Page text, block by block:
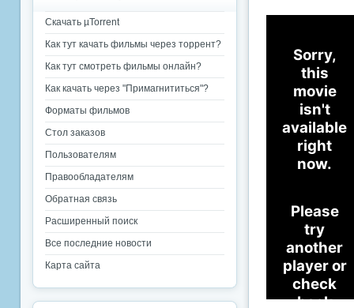
Скачать µTorrent
Как тут качать фильмы через торрент?
Как тут смотреть фильмы онлайн?
Как качать через "Примагнититься"?
Форматы фильмов
Стол заказов
Пользователям
Правообладателям
Обратная связь
Расширенный поиск
Все последние новости
Карта сайта